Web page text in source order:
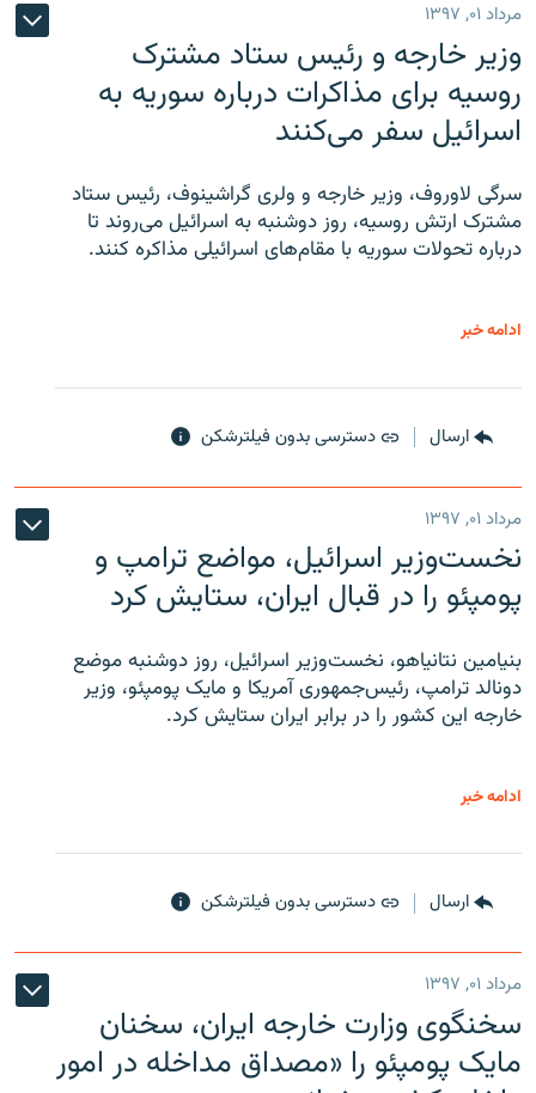
مرداد ۰۱, ۱۳۹۷
وزیر خارجه و رئیس‌ ستاد مشترک
روسیه برای مذاکرات درباره سوریه به
اسرائیل سفر می‌کنند
سرگی لاوروف، وزیر خارجه و ولری گراشینوف، رئیس ستاد
مشترک ارتش روسیه، روز دوشنبه به اسرائیل می‌روند تا
درباره تحولات سوریه با مقام‌های اسرائیلی مذاکره کنند.
ادامه خبر
ارسال دسترسی بدون فیلترشکن
مرداد ۰۱, ۱۳۹۷
نخست‌وزیر اسرائیل، مواضع ترامپ و
پومپئو را در قبال ایران، ستایش کرد
بنیامین نتانیاهو، نخست‌وزیر اسرائیل، روز دوشنبه موضع
دونالد ترامپ، رئیس‌جمهوری آمریکا و مایک پومپئو، وزیر
خارجه این کشور را در برابر ایران ستایش کرد.
ادامه خبر
ارسال دسترسی بدون فیلترشکن
مرداد ۰۱, ۱۳۹۷
سخنگوی وزارت خارجه ایران، سخنان
مایک پومپئو را «مصداق مداخله در امور